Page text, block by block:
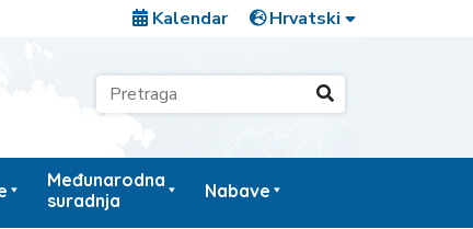
Kalendar
Međunarodna
suradnja
Nabave